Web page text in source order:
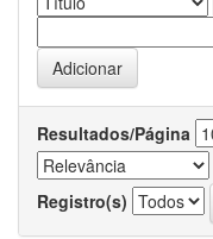
Resultados/Página
Registro(s)